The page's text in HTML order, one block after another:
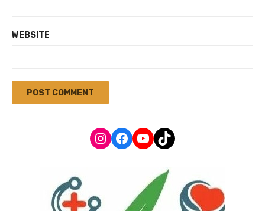
WEBSITE
Instagram
Facebook
YouTube
TikTok